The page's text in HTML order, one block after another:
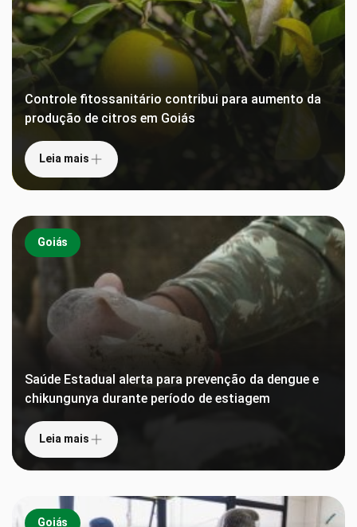
Controle fitossanitário contribui para aumento da
produção de citros em Goiás
Leia mais
Goiás
Saúde Estadual alerta para prevenção da dengue e
chikungunya durante período de estiagem
Leia mais
Goiás